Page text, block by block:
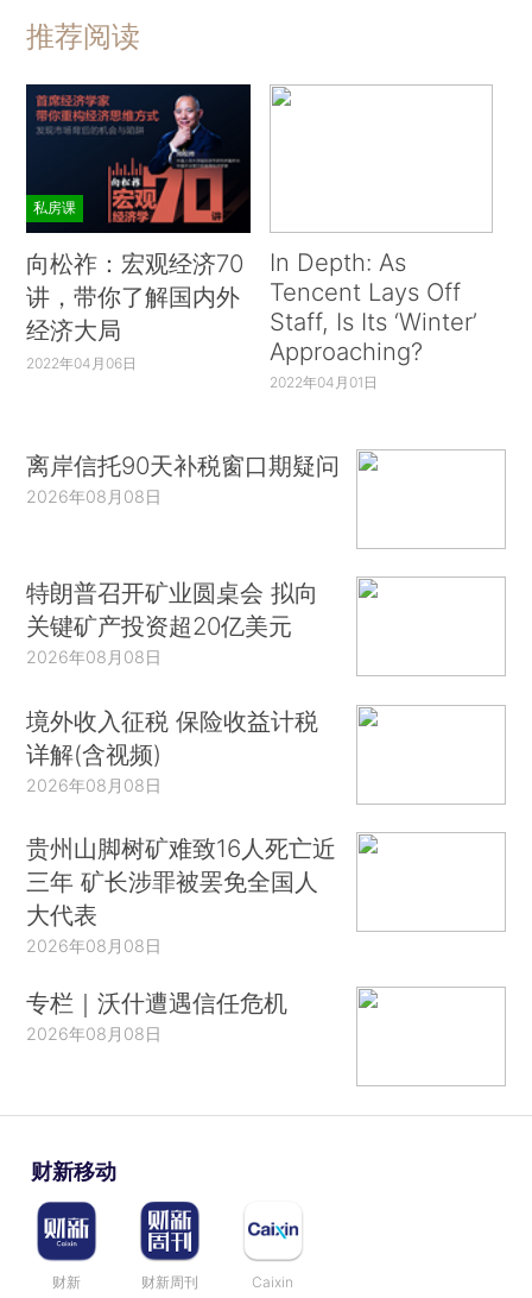
推荐阅读
私房课
向松祚：宏观经济70
讲，带你了解国内外
经济大局
2022年04月06日
In Depth: As
Tencent Lays Off
Staff, Is Its ‘Winter’
Approaching?
2022年04月01日
离岸信托90天补税窗口期疑问
2026年08月08日
特朗普召开矿业圆桌会 拟向
关键矿产投资超20亿美元
2026年08月08日
境外收入征税 保险收益计税
详解(含视频)
2026年08月08日
贵州山脚树矿难致16人死亡近
三年 矿长涉罪被罢免全国人
大代表
2026年08月08日
专栏｜沃什遭遇信任危机
2026年08月08日
财新移动
财新 财新周刊 Caixin